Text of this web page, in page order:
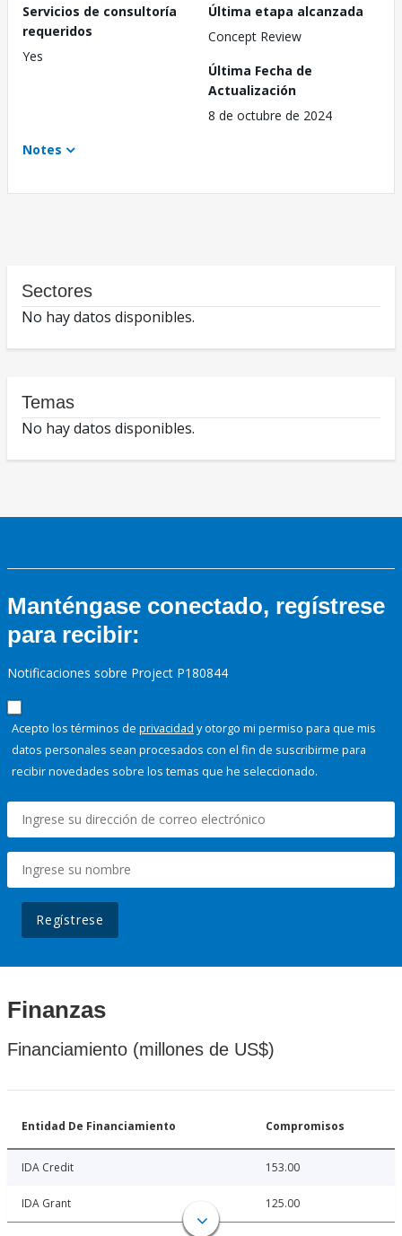
Servicios de consultoría
requeridos
Yes
Última etapa alcanzada
Concept Review
Última Fecha de
Actualización
8 de octubre de 2024
Notes
Sectores
No hay datos disponibles.
Temas
No hay datos disponibles.
Manténgase conectado, regístrese
para recibir:
Notificaciones sobre Project P180844
Acepto los términos de privacidad y otorgo mi permiso para que mis
datos personales sean procesados con el fin de suscribirme para
recibir novedades sobre los temas que he seleccionado.
Regístrese
Finanzas
Financiamiento (millones de US$)
Entidad De Financiamiento Compromisos
IDA Credit 153.00
IDA Grant 125.00